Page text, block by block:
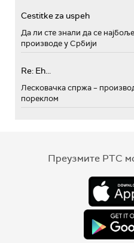
Cestitke za uspeh
Да ли сте знали да се
производе у Србији
Re: Eh...
Лесковачка спржа –
пореклом
Преузмите РТС